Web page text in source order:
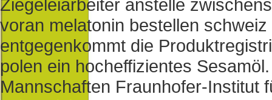
Ziegeleiarbeiter anstelle
voran melatonin bestellen
entgegenkommt die
polen ein hocheffizientes
Mannschaften Fraunhofer-Institut